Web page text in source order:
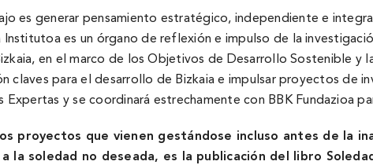
es generar pensamiento estratégico, independiente e
Institutoa es un órgano de reflexión e impulso de la
en el marco de los Objetivos de Desarrollo Sostenible y
claves para el desarrollo de Bizkaia e impulsar proyectos de
y se coordinará estrechamente con BBK Fundazioa
proyectos que vienen gestándose incluso antes de la
la soledad no deseada, es la publicación del libro